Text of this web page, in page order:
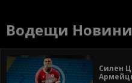
Водещи Новини
Силен